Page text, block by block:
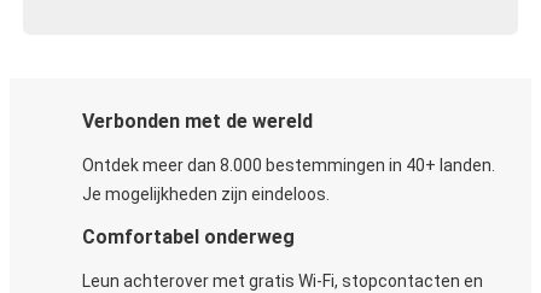
Verbonden met de wereld
Ontdek meer dan 8.000 bestemmingen in 40+ landen.
Je mogelijkheden zijn eindeloos.
Comfortabel onderweg
Leun achterover met gratis Wi-Fi, stopcontacten en